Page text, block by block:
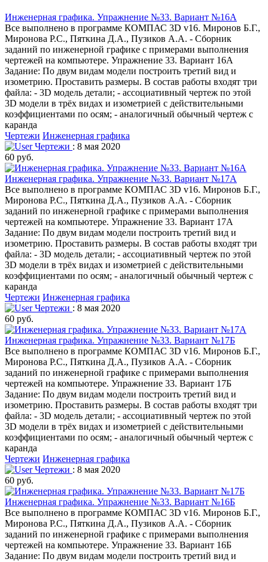
Инженерная графика. Упражнение №33. Вариант №16А
Все выполнено в программе КОМПАС 3D v16. Миронов Б.Г.,
Миронова Р.С., Пяткина Д.А., Пузиков А.А. - Сборник
заданий по инженерной графике с примерами выполнения
чертежей на компьютере. Упражнение 33. Вариант 16А
Задание: По двум видам модели построить третий вид и
изометрию. Проставить размеры. В состав работы входят три
файла: - 3D модель детали; - ассоциативный чертеж по этой
3D модели в трёх видах и изометрией с действительными
коэффициентами по осям; - аналогичный обычный чертеж с
каранда
Чертежи Инженерная графика
Чертежи : 8 мая 2020
60 руб.
Инженерная графика. Упражнение №33. Вариант №17А
Все выполнено в программе КОМПАС 3D v16. Миронов Б.Г.,
Миронова Р.С., Пяткина Д.А., Пузиков А.А. - Сборник
заданий по инженерной графике с примерами выполнения
чертежей на компьютере. Упражнение 33. Вариант 17А
Задание: По двум видам модели построить третий вид и
изометрию. Проставить размеры. В состав работы входят три
файла: - 3D модель детали; - ассоциативный чертеж по этой
3D модели в трёх видах и изометрией с действительными
коэффициентами по осям; - аналогичный обычный чертеж с
каранда
Чертежи Инженерная графика
Чертежи : 8 мая 2020
60 руб.
Инженерная графика. Упражнение №33. Вариант №17Б
Все выполнено в программе КОМПАС 3D v16. Миронов Б.Г.,
Миронова Р.С., Пяткина Д.А., Пузиков А.А. - Сборник
заданий по инженерной графике с примерами выполнения
чертежей на компьютере. Упражнение 33. Вариант 17Б
Задание: По двум видам модели построить третий вид и
изометрию. Проставить размеры. В состав работы входят три
файла: - 3D модель детали; - ассоциативный чертеж по этой
3D модели в трёх видах и изометрией с действительными
коэффициентами по осям; - аналогичный обычный чертеж с
каранда
Чертежи Инженерная графика
Чертежи : 8 мая 2020
60 руб.
Инженерная графика. Упражнение №33. Вариант №16Б
Все выполнено в программе КОМПАС 3D v16. Миронов Б.Г.,
Миронова Р.С., Пяткина Д.А., Пузиков А.А. - Сборник
заданий по инженерной графике с примерами выполнения
чертежей на компьютере. Упражнение 33. Вариант 16Б
Задание: По двум видам модели построить третий вид и